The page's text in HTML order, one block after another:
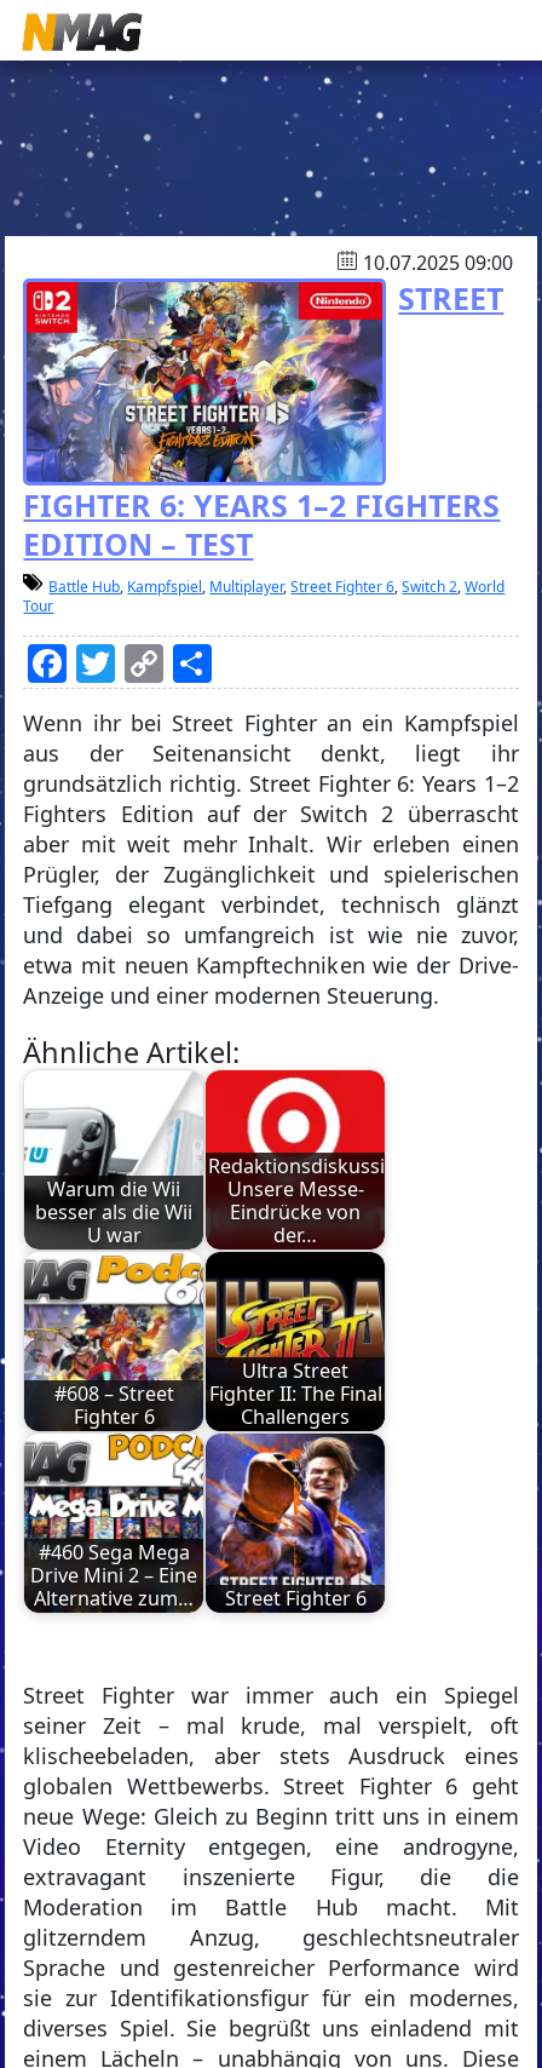
10.07.2025 09:00
STREET
FIGHTER 6: YEARS 1–2 FIGHTERS
EDITION – TEST
Battle Hub, Kampfspiel, Multiplayer,Street Fighter 6,Switch 2,World
Tour
Facebook
Twitter
Copy
Link
Wenn ihr bei Street Fighter an ein Kampfspiel
aus der Seitenansicht denkt, liegt ihr
grundsätzlich richtig. Street Fighter 6: Years 1–2
Fighters Edition auf der Switch 2 überrascht
aber mit weit mehr Inhalt. Wir erleben einen
Prügler, der Zugänglichkeit und spielerischen
Tiefgang elegant verbindet, technisch glänzt
und dabei so umfangreich ist wie nie zuvor,
etwa mit neuen Kampftechniken wie der Drive-
Anzeige und einer modernen Steuerung.
Ähnliche Artikel:
Warum die Wii
besser als die Wii
U war
Redaktionsdiskussion:
Unsere Messe-
Eindrücke von
der…
#608 – Street
Fighter 6
Ultra Street
Fighter II: The Final
Challengers
#460 Sega Mega
Drive Mini 2 – Eine
Alternative zum…
Street Fighter 6
Street Fighter war immer auch ein Spiegel
seiner Zeit – mal krude, mal verspielt, oft
klischeebeladen, aber stets Ausdruck eines
globalen Wettbewerbs. Street Fighter 6 geht
neue Wege: Gleich zu Beginn tritt uns in einem
Video Eternity entgegen, eine androgyne,
extravagant inszenierte Figur, die die
Moderation im Battle Hub macht. Mit
glitzerndem Anzug, geschlechtsneutraler
Sprache und gestenreicher Performance wird
sie zur Identifikationsfigur für ein modernes,
diverses Spiel. Sie begrüßt uns einladend mit
einem Lächeln – unabhängig von uns. Diese